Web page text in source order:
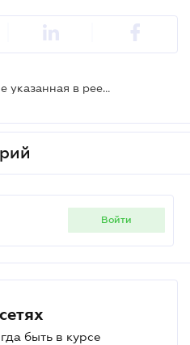
Деятельность единщиков, не указанная в реестре, облагается по ставке 15 %
войти
быть в курсе